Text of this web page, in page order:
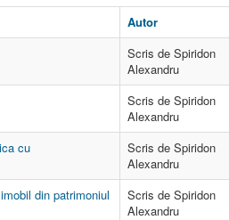
Autor
Scris de Spiridon
Alexandru
Scris de Spiridon
Alexandru
cu
Scris de Spiridon
Alexandru
din patrimoniul
Scris de Spiridon
Alexandru